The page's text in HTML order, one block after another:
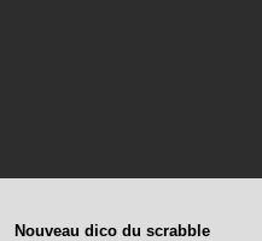
Nouveau dico du scrabble